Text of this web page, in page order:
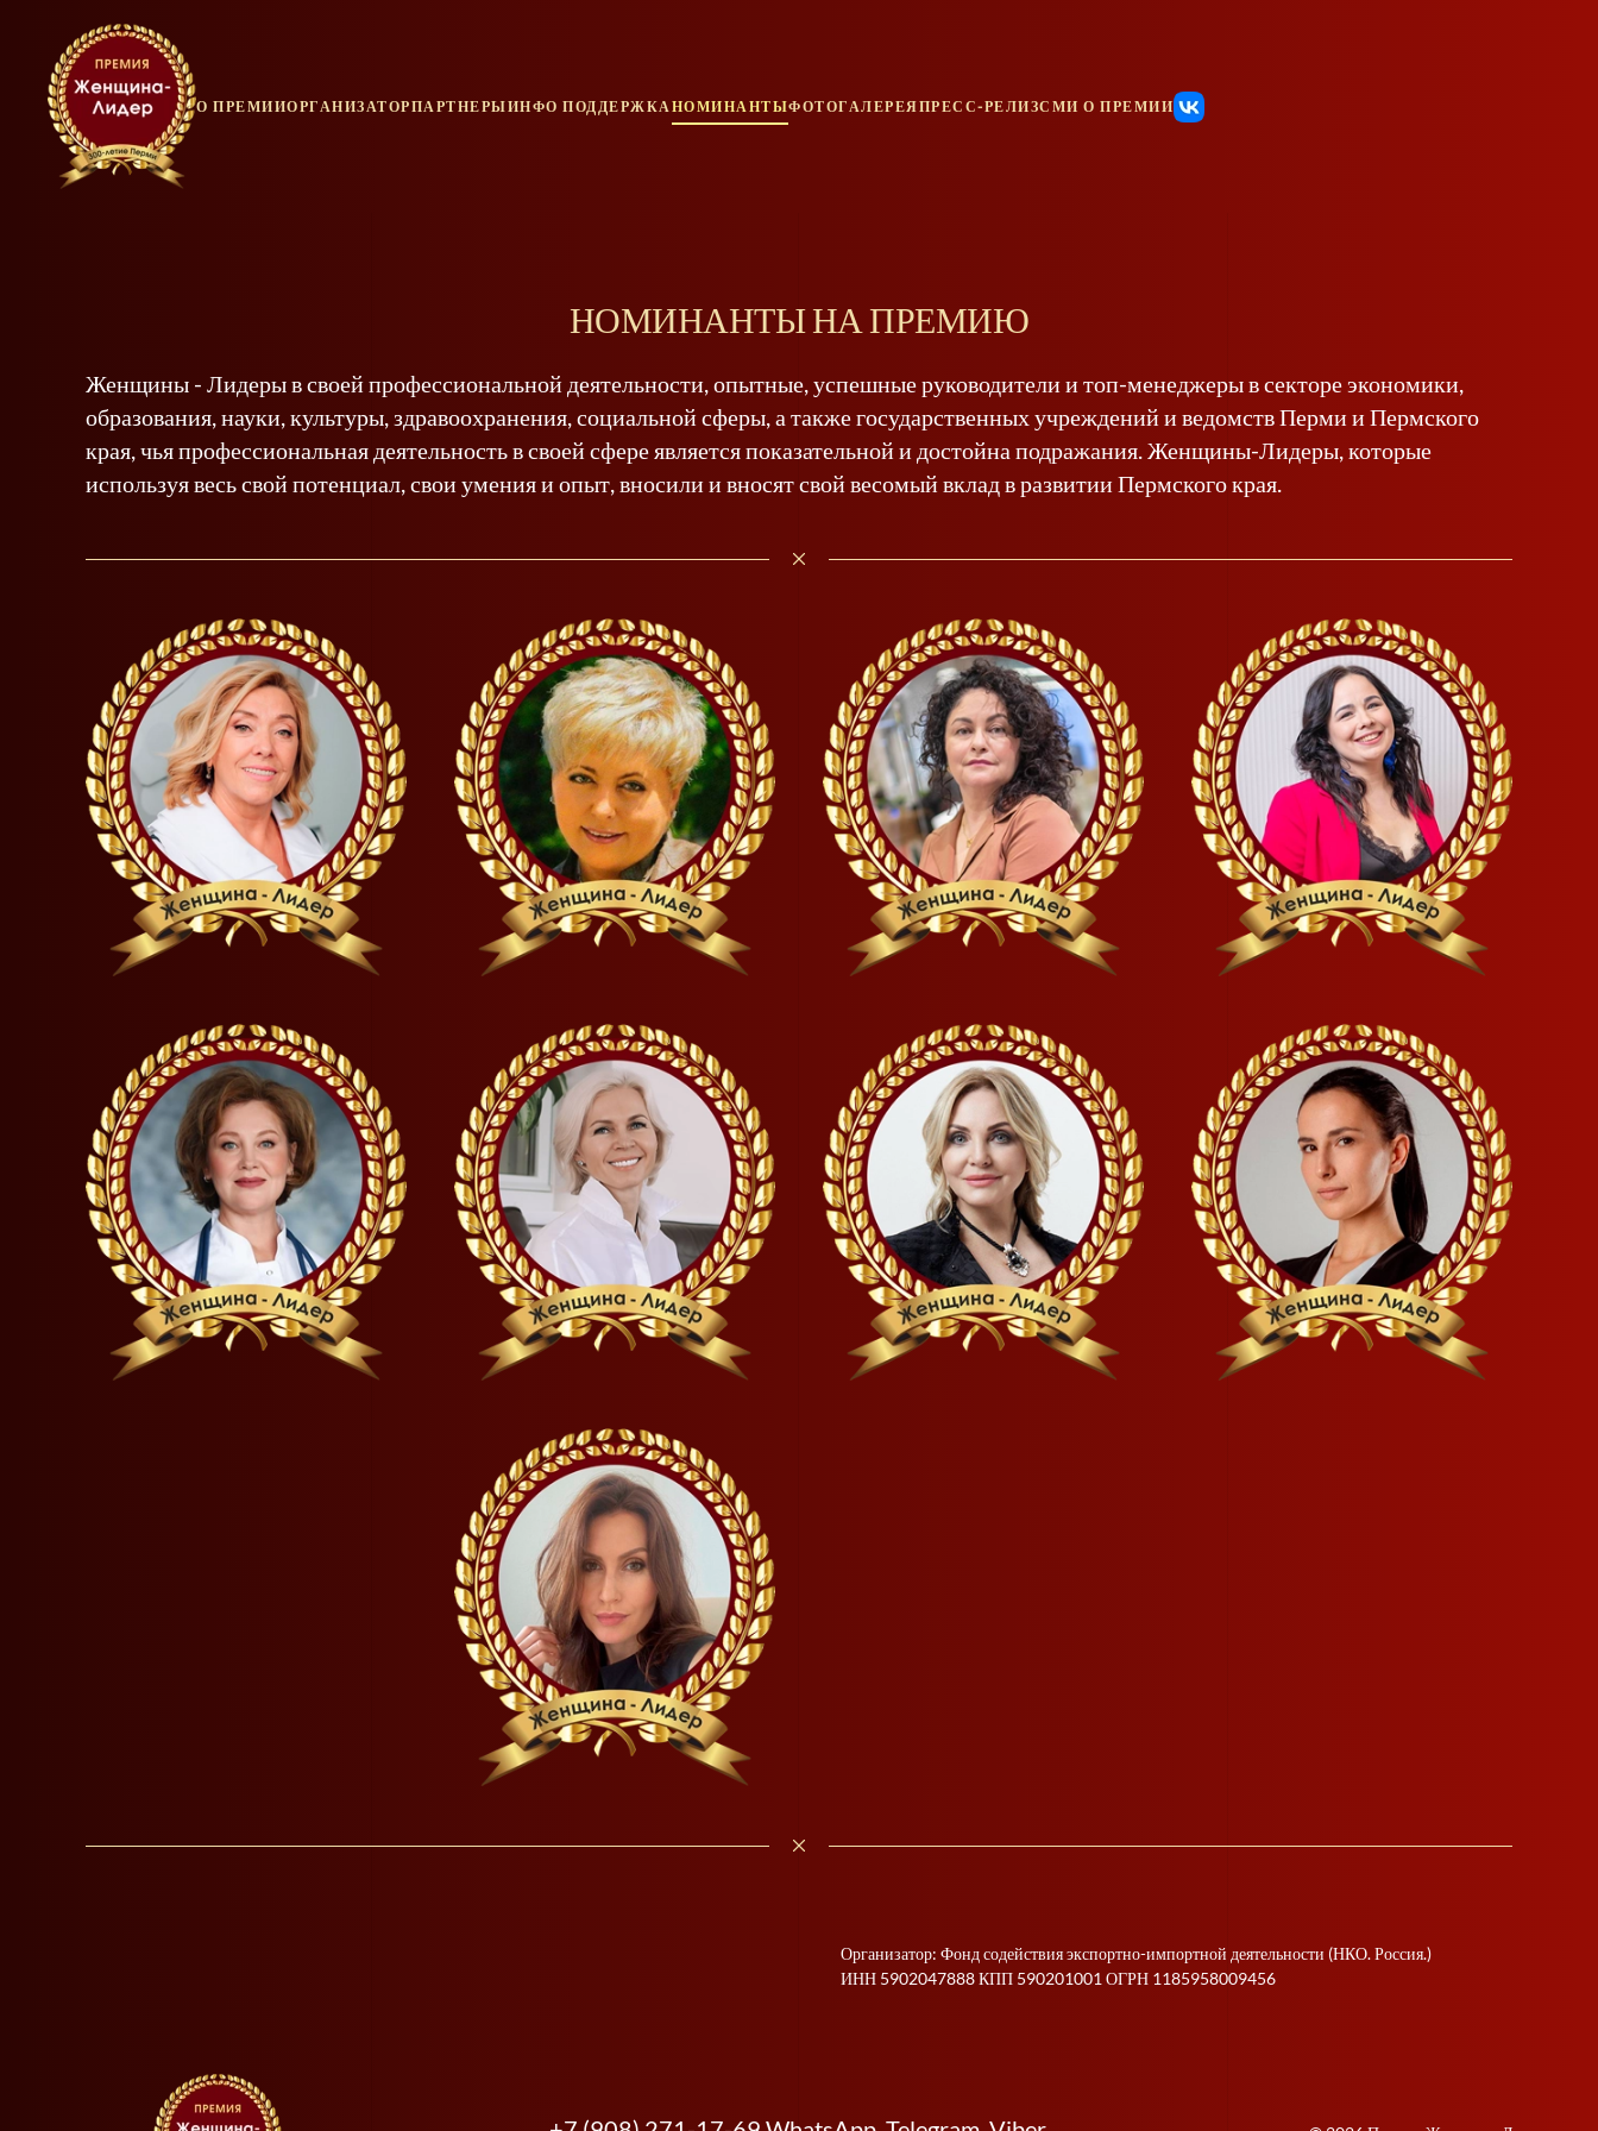
О ПРЕМИИОРГАНИЗАТОРПАРТНЕРЫИНФО ПОДДЕРЖКА НОМИНАНТЫФОТОГАЛЕРЕЯПРЕСС-РЕЛИЗСМИ О ПРЕМИИ
НОМИНАНТЫ НА ПРЕМИЮ
Женщины - Лидеры в своей профессиональной деятельности, опытные, успешные руководители и топ-менеджеры в секторе экономики,
образования, науки, культуры, здравоохранения, социальной сферы, а также государственных учреждений и ведомств Перми и Пермского
края, чья профессиональная деятельность в своей сфере является показательной и достойна подражания. Женщины-Лидеры, которые
используя весь свой потенциал, свои умения и опыт, вносили и вносят свой весомый вклад в развитии Пермского края.
READ MORE READ MORE READ MORE READ MORE
READ MORE READ MORE READ MORE READ MORE
READ MORE
Организатор: Фонд содействия экспортно-импортной деятельности (НКО. Россия.)
ИНН 5902047888 КПП 590201001 ОГРН 1185958009456